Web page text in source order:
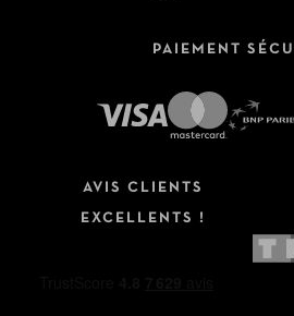
Affinez votre recherche
Type de séjour
PAIEMENT
AVIS CLIENTS
EXCELLENTS !